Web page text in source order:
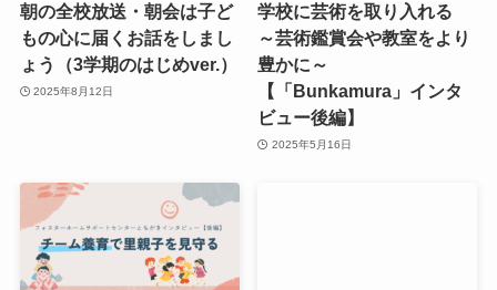
朝の全校放送・朝会は子ど
もの心に届くお話をしまし
ょう（3学期のはじめver.）
2025年8月12日
学校に芸術を取り入れる
～芸術鑑賞会や教室をより
豊かに～
【「Bunkamura」インタ
ビュー後編】
2025年5月16日